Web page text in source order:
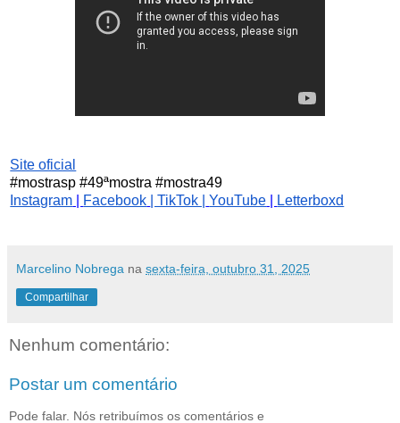
Site oficial
#mostrasp #49ªmostra #mostra49
Instagram
Facebook | TikTok | YouTube Letterboxd
Marcelino Nobrega na sexta-feira, outubro 31, 2025
Compartilhar
Nenhum comentário:
Postar um comentário
Pode falar. Nós retribuímos os comentários e